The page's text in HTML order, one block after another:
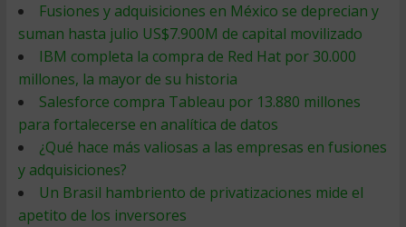
Fusiones y adquisiciones en México se deprecian y
suman hasta julio US$7.900M de capital movilizado
IBM completa la compra de Red Hat por 30.000
millones, la mayor de su historia
Salesforce compra Tableau por 13.880 millones
para fortalecerse en analítica de datos
¿Qué hace más valiosas a las empresas en fusiones
y adquisiciones?
Un Brasil hambriento de privatizaciones mide el
apetito de los inversores